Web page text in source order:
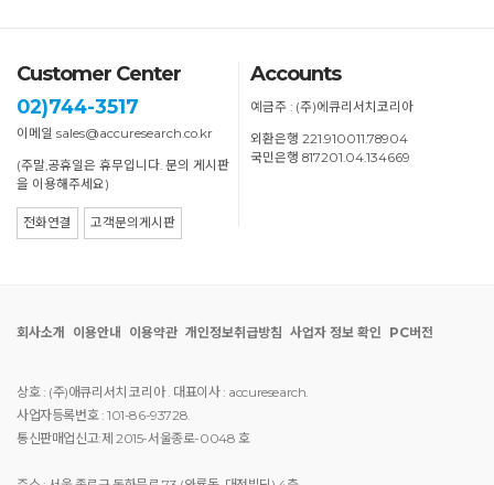
Customer Center
02)744-3517
이메일 sales@accuresearch.co.kr
(주말,공휴일은 휴무입니다. 문의 게시판
을 이용해주세요)
전화연결 고객문의게시판
Accounts
예금주 : (주)에큐리서치코리아
외환은행 221.910011.78904
국민은행 817201.04.134669
회사소개 이용안내 이용약관 개인정보취급방침 사업자 정보 확인 PC버전
상호 : (주)애큐리서치 코리아 . 대표이사 : accuresearch.
사업자등록번호 : 101-86-93728.
통신판매업신고:제 2015-서울종로-0048 호